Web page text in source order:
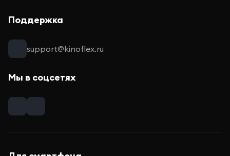
Поддержка
support@kinoflex.ru
Мы в соцсетях